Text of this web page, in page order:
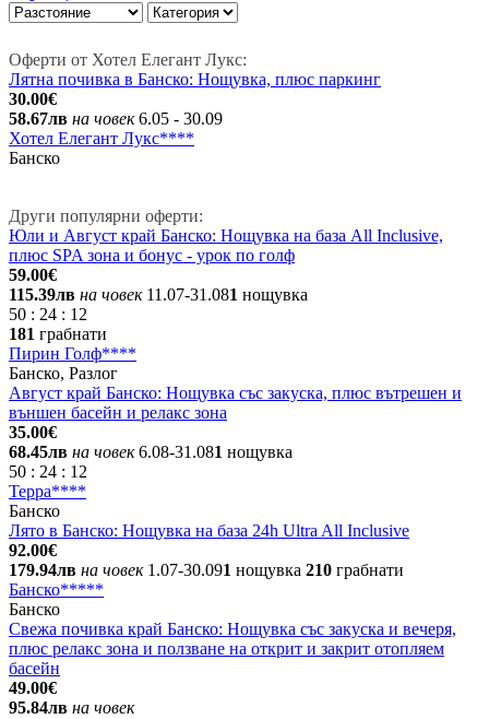
Оферти от Хотел Елегант Лукс:
Лятна почивка в Банско: Нощувка, плюс паркинг
30.00€
58.67лв на човек 6.05 - 30.09
Хотел Елегант Лукс****
Банско
Други популярни оферти:
Юли и Август край Банско: Нощувка на база All Inclusive,
плюс SPA зона и бонус - урок по голф
59.00€
115.39лв на човек 11.07-31.081 нощувка
50 : 24 : 12
181 грабнати
Пирин Голф****
Банско, Разлог
Август край Банско: Нощувка със закуска, плюс вътрешен и
външен басейн и релакс зона
35.00€
68.45лв на човек 6.08-31.081 нощувка
50 : 24 : 12
Терра****
Банско
Лято в Банско: Нощувка на база 24h Ultra All Inclusive
92.00€
179.94лв на човек 1.07-30.091 нощувка 210 грабнати
Банско*****
Банско
Свежа почивка край Банско: Нощувка със закуска и вечеря,
плюс релакс зона и ползване на открит и закрит отопляем
басейн
49.00€
95.84лв на човек